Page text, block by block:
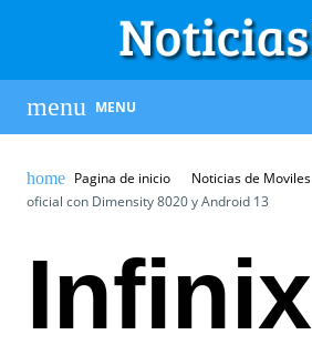
MENU
Pagina de inicio Noticias de Moviles
oficial con Dimensity 8020 y Android 13
Infinix